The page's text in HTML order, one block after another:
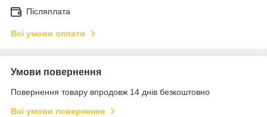
Післяплата
Всі умови оплати
Умови повернення
Повернення товару впродовж 14 днів безкоштовно
Всі умови повернення